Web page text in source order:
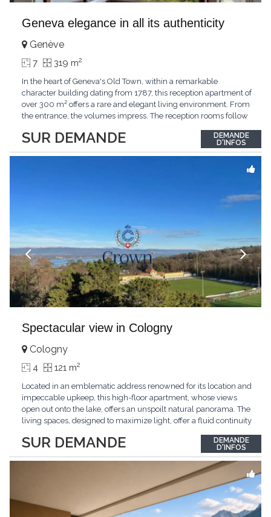
Geneva elegance in all its authenticity
SUR DEMANDE
Genève
7 319 m2
In the heart of Geneva's Old Town, within a remarkable
character building dating from 1787, this reception apartment of
over 300 m² offers a rare and elegant living environment. From
the entrance, the volumes impress. The reception rooms follow
period architecture. High ceilings, finely crafted stuccoes,
moldings, woodwork, old fireplaces,...
DEMANDE
D'INFOS
Spectacular view in Cologny
SUR DEMANDE
Cologny
4 121 m2
Located in an emblematic address renowned for its location and
impeccable upkeep, this high-floor apartment, whose views
open out onto the lake, offers an unspoilt natural panorama. The
living spaces, designed to maximize light, offer a fluid continuity
comprises two bedrooms, each with its own bathroom,
guaranteeing comfort and privacy. Private...
DEMANDE
D'INFOS